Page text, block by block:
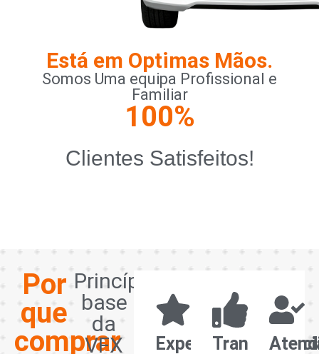
Está em Optimas Mãos.
Somos Uma equipa Profissional e
Familiar
Clientes Satisfeitos!
100%
Por
que
comprar
Princípios
base
da
VFX
Experiência